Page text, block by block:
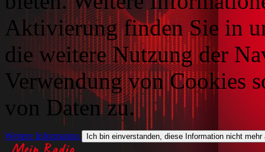
Aktivierung finden Sie in
die weitere Nutzung der
Verwendung von Cookies
von Daten zu.
Weitere Information Ich bin einverstanden, diese Information nicht mehr